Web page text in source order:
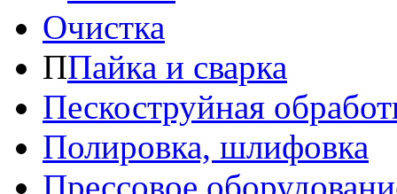
Очистка
ППайка и сварка
Пескоструйная
Полировка, шлифовка
Прессовое